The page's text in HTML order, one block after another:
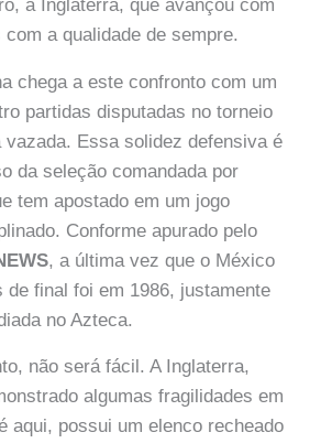
a Inglaterra, que avançou com
a qualidade de sempre.
chega a este confronto com um
partidas disputadas no torneio
Essa solidez defensiva é
da seleção comandada por
tem apostado em um jogo
Conforme apurado pelo
, a última vez que o México
de final foi em 1986, justamente
no Azteca.
não será fácil. A Inglaterra,
algumas fragilidades em
aqui, possui um elenco recheado